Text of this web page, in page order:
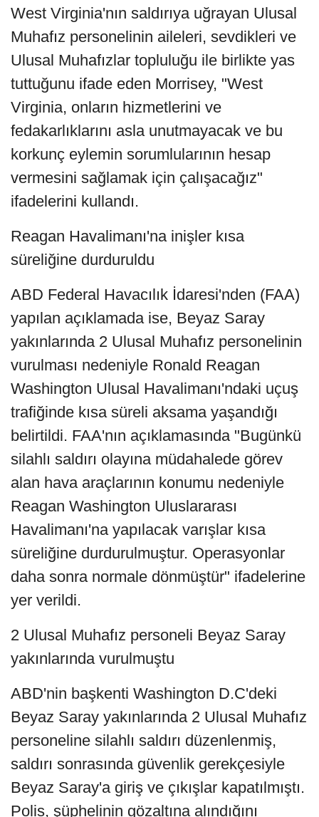
West Virginia'nın saldırıya uğrayan Ulusal
Muhafız personelinin aileleri, sevdikleri ve
Ulusal Muhafızlar topluluğu ile birlikte yas
tuttuğunu ifade eden Morrisey, "West
Virginia, onların hizmetlerini ve
fedakarlıklarını asla unutmayacak ve bu
korkunç eylemin sorumlularının hesap
vermesini sağlamak için çalışacağız"
ifadelerini kullandı.
Reagan Havalimanı'na inişler kısa
süreliğine durduruldu
ABD Federal Havacılık İdaresi'nden (FAA)
yapılan açıklamada ise, Beyaz Saray
yakınlarında 2 Ulusal Muhafız personelinin
vurulması nedeniyle Ronald Reagan
Washington Ulusal Havalimanı'ndaki uçuş
trafiğinde kısa süreli aksama yaşandığı
belirtildi. FAA'nın açıklamasında "Bugünkü
silahlı saldırı olayına müdahalede görev
alan hava araçlarının konumu nedeniyle
Reagan Washington Uluslararası
Havalimanı'na yapılacak varışlar kısa
süreliğine durdurulmuştur. Operasyonlar
daha sonra normale dönmüştür" ifadelerine
yer verildi.
2 Ulusal Muhafız personeli Beyaz Saray
yakınlarında vurulmuştu
ABD'nin başkenti Washington D.C'deki
Beyaz Saray yakınlarında 2 Ulusal Muhafız
personeline silahlı saldırı düzenlenmiş,
saldırı sonrasında güvenlik gerekçesiyle
Beyaz Saray'a giriş ve çıkışlar kapatılmıştı.
Polis, şüphelinin gözaltına alındığını